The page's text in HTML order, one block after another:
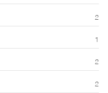
2
1
2
2